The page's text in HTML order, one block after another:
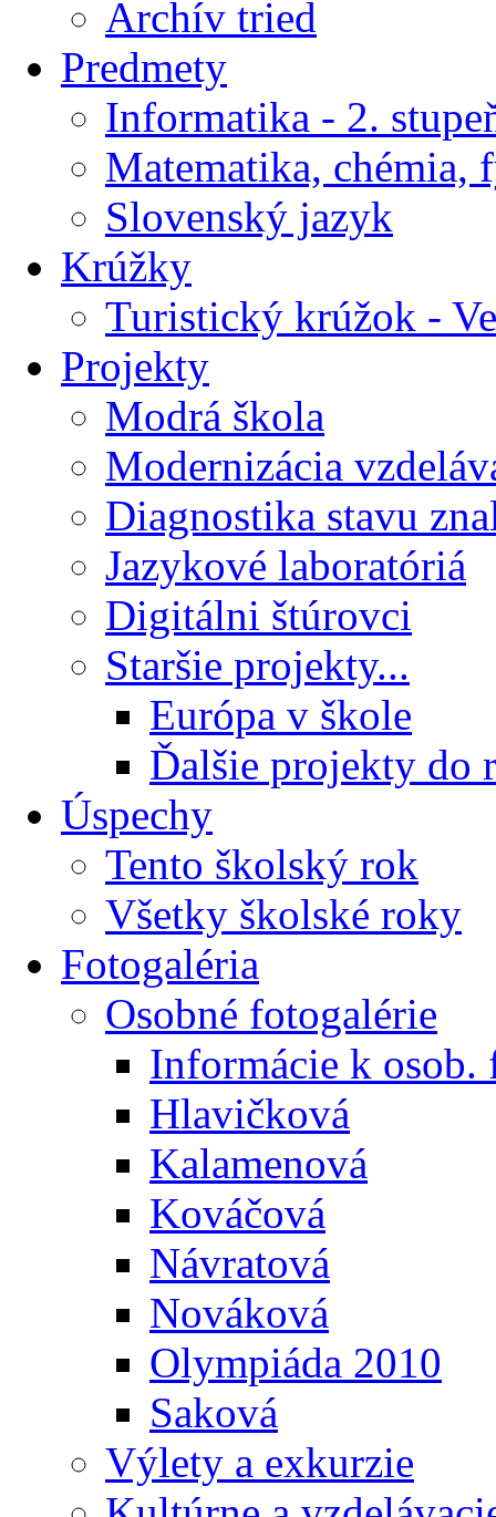
Archív tried
Predmety
Informatika - 2.
Matematika, chémia,
Slovenský jazyk
Krúžky
Turistický krúžok -
Projekty
Modrá škola
Modernizácia
Diagnostika stavu
Jazykové laboratóriá
Digitálni štúrovci
Staršie projekty...
Európa v škole
Ďalšie projekty do
Úspechy
Tento školský rok
Všetky školské roky
Fotogaléria
Osobné fotogalérie
Informácie k osob.
Hlavičková
Kalamenová
Kováčová
Návratová
Nováková
Olympiáda 2010
Saková
Výlety a exkurzie